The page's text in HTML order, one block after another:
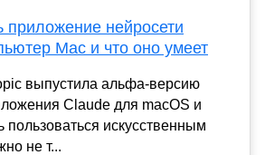
приложение нейросети
Mac и что оно умеет
выпустила альфа-версию
Claude для macOS и
пользоваться искусственным
не т...